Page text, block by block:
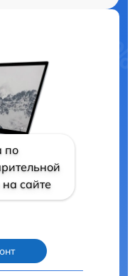
по
сайте